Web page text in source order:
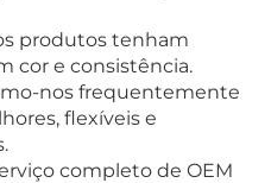
produtos tenham
cor e consistência.
nos frequentemente
flexíveis e
completo de OEM